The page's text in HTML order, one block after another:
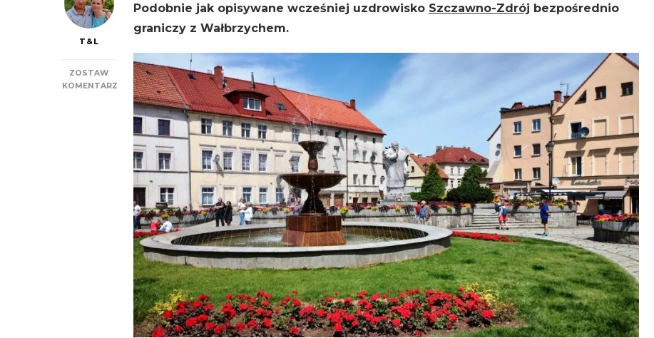
T&L
ZOSTAW
KOMENTARZ
ŚWIEBODZICE
Podobnie jak opisywane wcześniej uzdrowisko Szczawno-Zdrój bezpośrednio
graniczy z Wałbrzychem.